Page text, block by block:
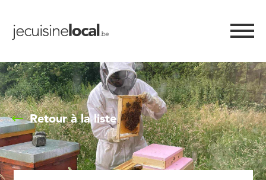
Retour à la liste